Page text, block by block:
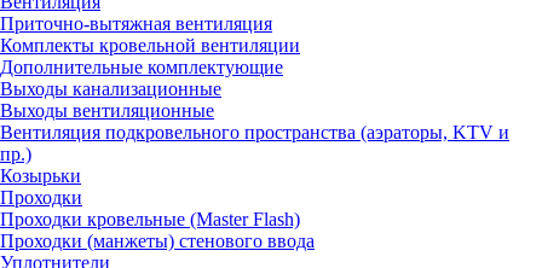
Приточно-вытяжная вентиляция
Комплекты кровельной вентиляции
Дополнительные комплектующие
Выходы канализационные
Выходы вентиляционные
Вентиляция подкровельного пространства (аэраторы, KTV и
пр.)
Козырьки
Проходки
Проходки кровельные (Master Flash)
Проходки (манжеты) стенового ввода
Уплотнители